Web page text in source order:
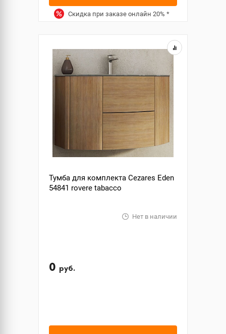
Скидка при заказе онлайн 20% *
Тумба для комплекта Cezares Eden
54841 rovere tabacco
Нет в наличии
0 руб.